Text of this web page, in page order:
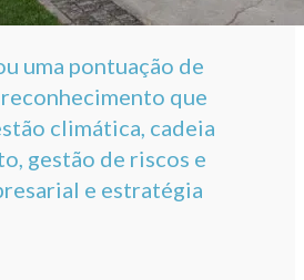
uma pontuação de
que
climática, cadeia
gestão de riscos e
e estratégia